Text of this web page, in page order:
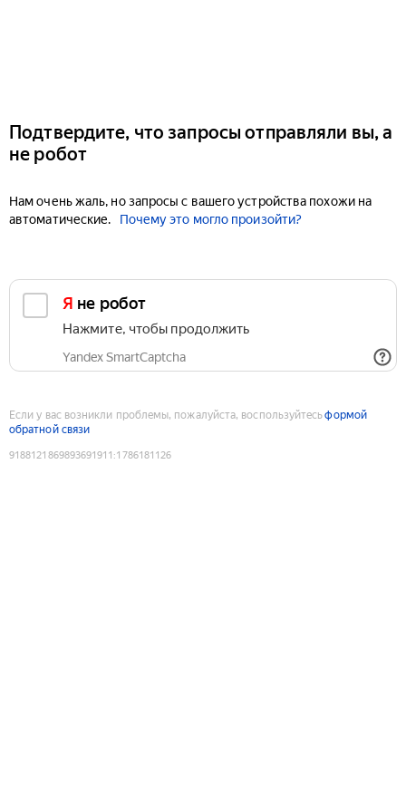
Подтвердите, что запросы отправляли вы, а
не робот
Нам очень жаль, но запросы с вашего устройства похожи на
автоматические.
Почему это могло произойти?
Я не робот
Нажмите, чтобы продолжить
Yandex SmartCaptcha
Если у вас возникли проблемы, пожалуйста, воспользуйтесьформой
обратной связи
9188121869893691911 :1786181126